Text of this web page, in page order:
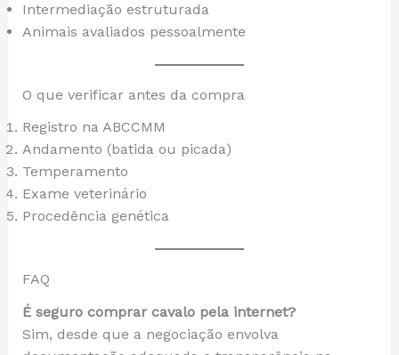
Intermediação estruturada
Animais avaliados pessoalmente
O que verificar antes da compra
Registro na ABCCMM
Andamento (batida ou picada)
Temperamento
Exame veterinário
Procedência genética
FAQ
É seguro comprar cavalo pela internet?
Sim, desde que a negociação envolva